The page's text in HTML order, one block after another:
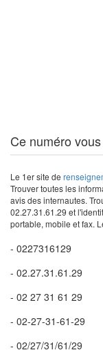
Ce numéro
Le 1er site de
Trouver toutes les
avis des internautes.
02.27.31.61.29 et
portable, mobile et fax.
- 0227316129
- 02.27.31.61.29
- 02 27 31 61 29
- 02-27-31-61-29
- 02/27/31/61/29